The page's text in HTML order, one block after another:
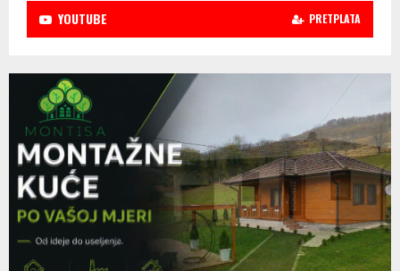
YOUTUBE PRETPLATA